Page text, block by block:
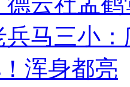
马三小
浑身都亮